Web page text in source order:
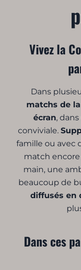
Vivez la
Dans
matchs de
écran,
conviviale.
famille ou avec
match encore
main, une
beaucoup de
diffusés en
Dans ces